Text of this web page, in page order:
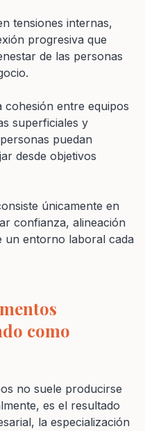
tensiones internas,
progresiva que
de las personas
entre equipos
superficiales y
puedan
desde objetivos
únicamente en
confianza, alineación
un entorno laboral cada
como
no suele producirse
es el resultado
la especialización